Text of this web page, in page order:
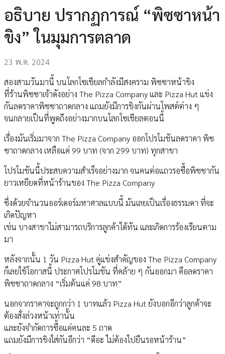
อธิบาย ปรากฏการณ์ “พิซซาหน้า
ขิง” ในมุมการตลาด
23 พ.ค. 2024
สองสามวันมานี้ บนโลกโซเชียลกำลังมีสงคราม พิซซาหน้าขิง
ที่ร้านพิซซาเจ้าดังอย่าง The Pizza Company และ Pizza Hut แข่ง
กันลดราคาพิซซาถาดกลาง แถมยังมีการขิงกันผ่านโพสต์ต่าง ๆ
จนกลายเป็นที่พูดถึงอย่างมากบนโลกโซเชียลตอนนี้
เรื่องมันเริ่มมาจาก The Pizza Company ออกโปรโมชันลดราคา พิซ
ซาถาดกลาง เหลือแค่ 99 บาท (จาก 299 บาท) ทุกสาขา
โปรโมชันนี้ประสบความสำเร็จอย่างมาก จนคนต่อแถวรอซื้อพิซซากัน
ยาวเหยียดที่หน้าร้านของ The Pizza Company
ซึ่งด้วยจำนวนออร์เดอร์มหาศาลแบบนี้ มันเลยเป็นเรื่องธรรมดา ที่จะ
เกิดปัญหา
เช่น บางสาขาไม่สามารถบริการลูกค้าได้ทัน และเกิดการร้องเรียนตาม
มา
หลังจากนั้น 1 วัน Pizza Hut คู่แข่งสำคัญของ The Pizza Company
ก็เลยใช้โอกาสนี้ ประกาศโปรโมชัน ที่คล้าย ๆ กันออกมา คือลดราคา
พิซซาถาดกลาง “เริ่มต้นแค่ 98 บาท”
นอกจากราคาจะถูกกว่า 1 บาทแล้ว Pizza Hut ยังบอกอีกว่าลูกค้าจะ
ต้องสั่งล่วงหน้าเท่านั้น
และยังจำกัดการซื้อแค่คนละ 5 ถาด
แถมยังมีการขิงใส่กันอีกว่า “ดีอะ ไม่ต้องไปยืนรอหน้าร้าน”